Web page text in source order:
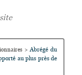
> Abrégé du
au plus près de